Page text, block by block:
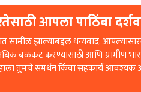
आपला पाठिंबा
सामील झाल्याबद्दल धन्यवाद.
बळकट करण्यासाठी आणि ग्रामीण
तुमचे समर्थन किंवा सहकार्य